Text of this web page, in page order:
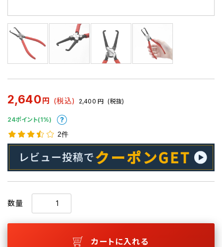
2,640 円 (税込) 2,400 円 (税抜)
24ポイント(1%)
2件
数量
カートに入れる